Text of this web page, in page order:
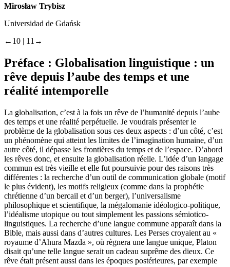
Mirosław Trybisz
Universidad de Gdańsk
←10 | 11→
Préface : Globalisation linguistique : un
rêve depuis l’aube des temps et une
réalité intemporelle
La globalisation, c’est à la fois un rêve de l’humanité depuis l’aube
des temps et une réalité perpétuelle. Je voudrais présenter le
problème de la globalisation sous ces deux aspects : d’un côté, c’est
un phénomène qui atteint les limites de l’imagination humaine, d’un
autre côté, il dépasse les frontières du temps et de l’espace. D’abord
les rêves donc, et ensuite la globalisation réelle. L’idée d’un langage
commun est très vieille et elle fut poursuivie pour des raisons très
différentes : la recherche d’un outil de communication globale (motif
le plus évident), les motifs religieux (comme dans la prophétie
chrétienne d’un bercail et d’un berger), l’universalisme
philosophique et scientifique, la mégalomanie idéologico-politique,
l’idéalisme utopique ou tout simplement les passions sémiotico-
linguistiques. La recherche d’une langue commune apparaît dans la
Bible, mais aussi dans d’autres cultures. Les Perses croyaient au «
royaume d’Ahura Mazdā », où règnera une langue unique, Platon
disait qu’une telle langue serait un cadeau suprême des dieux. Ce
rêve était présent aussi dans les époques postérieures, par exemple